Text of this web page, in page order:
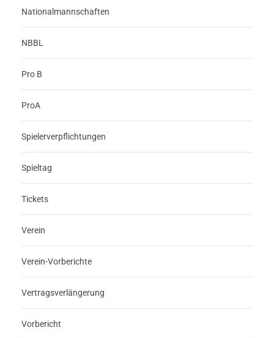
Nationalmannschaften
NBBL
Pro B
ProA
Spielerverpflichtungen
Spieltag
Tickets
Verein
Verein-Vorberichte
Vertragsverlängerung
Vorbericht